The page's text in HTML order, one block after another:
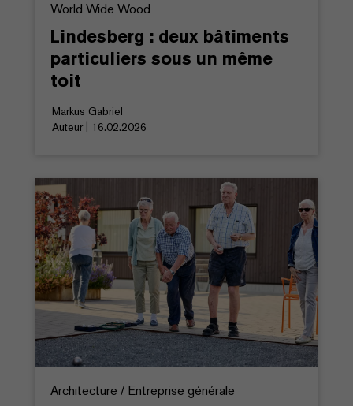
World Wide Wood
Lindesberg : deux bâtiments
particuliers sous un même
toit
Markus Gabriel
Auteur | 16.02.2026
Architecture / Entreprise générale